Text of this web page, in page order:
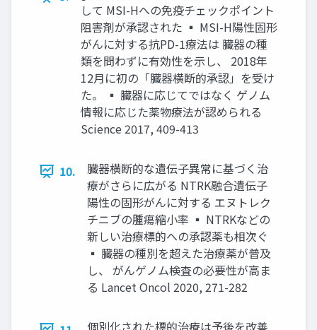
して MSI-Hへの免疫チェックポイント
阻害剤が承認された ▪ MSI-H陽性固形
がんに対する抗PD-1療法は 臓器の種
類を問わずに有効性を⽰し、 2018年
12⽉に初の「臓器横断的承認」を受け
た。 ▪ 臓器に応じてではなく ゲノム
情報に応じた薬物療法が認められる
Science 2017, 409-413
10.
臓器横断的な遺伝⼦異常に基づく治
療がさらに広がる NTRK融合遺伝⼦
陽性の固形がんに対する エヌトレク
チニブの腫瘍縮⼩率 ▪ NTRKなどの
新しい治療標的への承認薬も相次ぐ
▪ 臓器の種別を超えた治療薬が普及
し、 がんゲノム検査の必要性が⾼ま
る Lancet Oncol 2020, 271-282
個別化された標的治療は予後を改善